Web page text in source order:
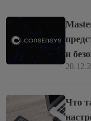
и
Что